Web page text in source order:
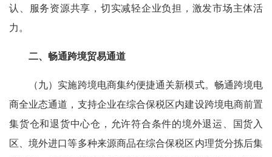
认、服务资源共享，切实减轻企业负担，激发市场主体活
力。
二、畅通跨境贸易通道
（九）实施跨境电商集约便捷通关新模式。畅通跨境电
商全业态通道，支持企业在综合保税区内建设跨境电商前置
集货仓和退货中心仓，允许符合条件的境外退运、国货入
区、境外进口等多种来源商品在综合保税区内理货分拣后集